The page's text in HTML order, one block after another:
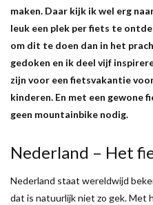
maken. Daar kijk ik wel erg
leuk een plek per fiets te
om dit te doen dan in het
gedoken en ik deel vijf
zijn voor een fietsvakantie
kinderen. En met een gewone
geen mountainbike nodig.
Nederland – Het
Nederland staat wereldwijd
dat is natuurlijk niet zo gek.